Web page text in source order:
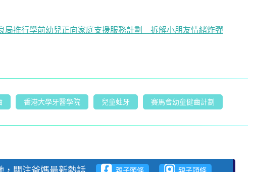
局推行學前幼兒正向家庭支援服務計劃 拆解小朋友情緒炸彈
香港大學牙醫學院 兒童蛀牙 賽馬會幼童健齒計劃